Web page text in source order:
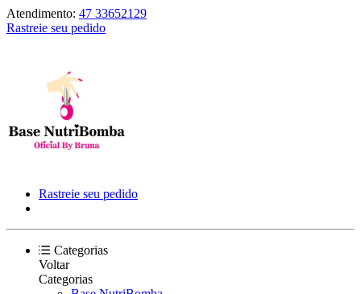
Atendimento: 47 33652129
Rastreie seu pedido
Rastreie seu pedido
Categorias
Voltar
Categorias